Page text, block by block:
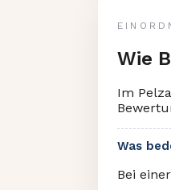
Wie
Im
Was
Bei